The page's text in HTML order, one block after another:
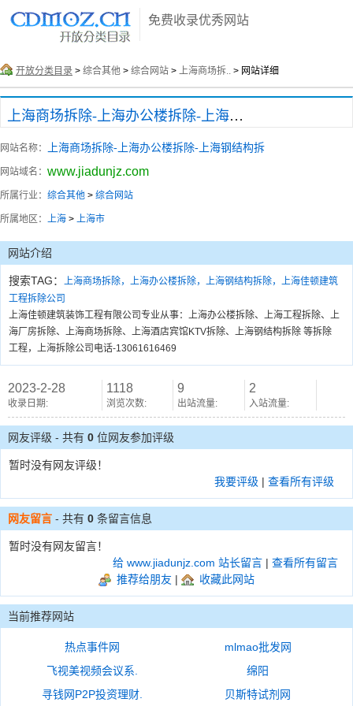
免费收录优秀网站
开放分类目录 > 综合其他 > 综合网站 > 上海商场拆.. > 网站详细
上海商场拆除-上海办公楼拆除-上海钢结构拆
网站名称： 上海商场拆除-上海办公楼拆除-上海钢结构拆
网站域名： www.jiadunjz.com
所属行业： 综合其他 > 综合网站
所属地区： 上海 > 上海市
网站介绍
搜索TAG： 上海商场拆除，上海办公楼拆除，上海钢结构拆除，上海佳顿建筑
工程拆除公司
上海佳顿建筑装饰工程有限公司专业从事：上海办公楼拆除、上海工程拆除、上
海厂房拆除、上海商场拆除、上海酒店宾馆KTV拆除、上海钢结构拆除 等拆除
工程，上海拆除公司电话-13061616469
2023-2-28
收录日期:
1118
浏览次数:
9
出站流量:
2
入站流量:
网友评级 - 共有 0 位网友参加评级
暂时没有网友评级！
我要评级 | 查看所有评级
网友留言 - 共有 0 条留言信息
暂时没有网友留言！
给 www.jiadunjz.com 站长留言 | 查看所有留言
推荐给朋友 | 收藏此网站
当前推荐网站
热点事件网
mlmao批发网
飞视美视频会议系.
绵阳
寻钱网P2P投资理财.
贝斯特试剂网